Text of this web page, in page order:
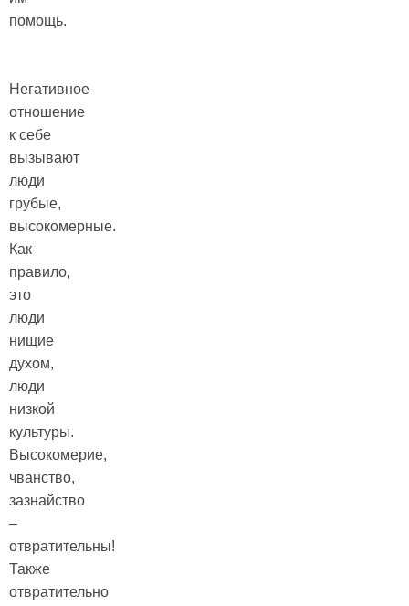
помощь.
Негативное
отношение
к себе
вызывают
люди
грубые,
высокомерные.
Как
правило,
это
люди
нищие
духом,
люди
низкой
культуры.
Высокомерие,
чванство,
зазнайство
–
отвратительны!
Также
отвратительно